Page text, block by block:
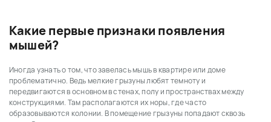
Какие первые признаки появления
мышей?
Иногда узнать о том, что завелась мышь в квартире или доме
проблематично. Ведь мелкие грызуны любят темноту и
передвигаются в основном в стенах, полу и пространствах между
конструкциями. Там располагаются их норы, где часто
образовываются колонии. В помещение грызуны попадают сквозь